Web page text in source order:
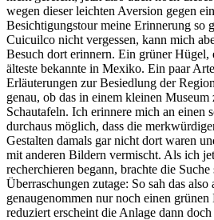
wegen dieser leichten Aversion gegen
Besichtigungstour meine Erinnerung so
Cuicuilco nicht vergessen, kann mich
Besuch dort erinnern. Ein grüner Hügel,
älteste bekannte in Mexiko. Ein paar
Erläuterungen zur Besiedlung der
genau, ob das in einem kleinen
Schautafeln. Ich erinnere mich an einen
durchaus möglich, dass die
Gestalten damals gar nicht dort waren
mit anderen Bildern vermischt. Als ich
recherchieren begann, brachte die
Überraschungen zutage: So sah das also
genaugenommen nur noch einen
reduziert erscheint die Anlage dann